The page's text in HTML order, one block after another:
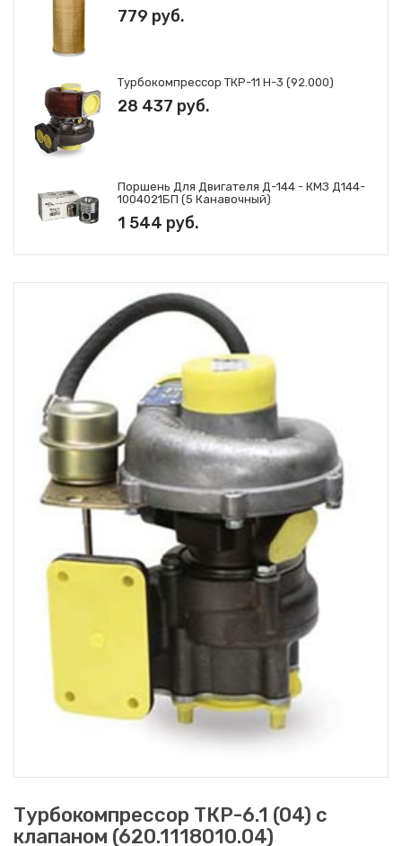
779 руб.
Турбокомпрессор ТКР-11 Н-3 (92.000)
28 437 руб.
Поршень Для Двигателя Д-144 - КМЗ Д144-
1004021БП (5 Канавочный)
1 544 руб.
Турбокомпрессор ТКР-6.1 (04) с
клапаном (620.1118010.04)